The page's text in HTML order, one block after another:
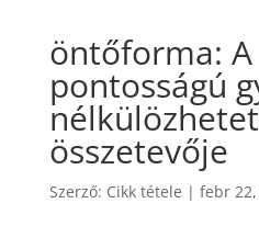
öntőforma: A
pontosságú
összetevője
Szerző: Cikk tétele | febr